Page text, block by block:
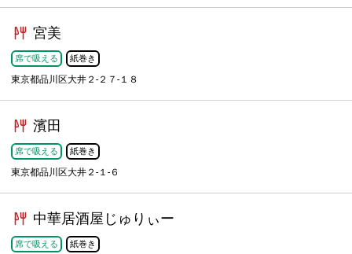
宮美
席で吸える 紙巻き
東京都品川区大井２-２７-１８
濱田
席で吸える 紙巻き
東京都品川区大井２-１-６
中華居酒屋じゅりぃー
席で吸える 紙巻き